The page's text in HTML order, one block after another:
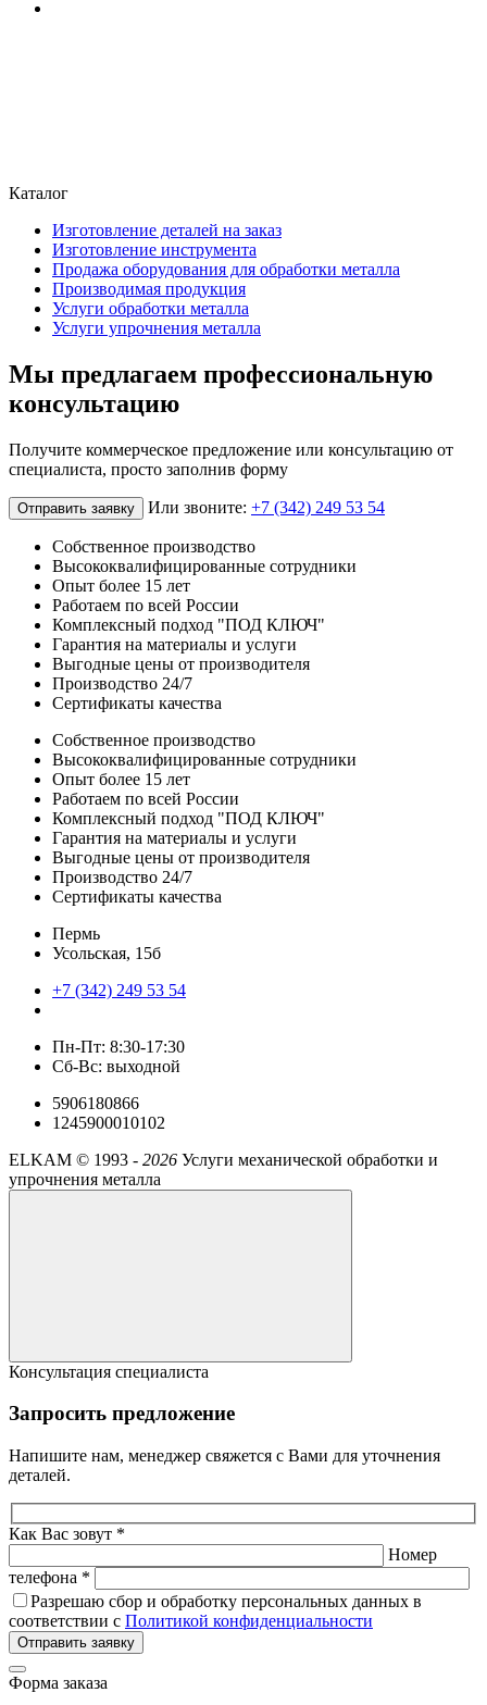
Каталог
Изготовление деталей на заказ
Изготовление инструмента
Продажа оборудования для обработки металла
Производимая продукция
Услуги обработки металла
Услуги упрочнения металла
Мы предлагаем профессиональную
консультацию
Получите коммерческое предложение или консультацию от
специалиста, просто заполнив форму
Отправить заявку Или звоните: +7 (342) 249 53 54
Собственное производство
Высококвалифицированные сотрудники
Опыт более 15 лет
Работаем по всей России
Комплексный подход "ПОД КЛЮЧ"
Гарантия на материалы и услуги
Выгодные цены от производителя
Производство 24/7
Сертификаты качества
Собственное производство
Высококвалифицированные сотрудники
Опыт более 15 лет
Работаем по всей России
Комплексный подход "ПОД КЛЮЧ"
Гарантия на материалы и услуги
Выгодные цены от производителя
Производство 24/7
Сертификаты качества
Пермь
Усольская, 15б
+7 (342) 249 53 54
Пн-Пт: 8:30-17:30
Сб-Вс: выходной
5906180866
1245900010102
ELKAM © 1993 - 2026 Услуги механической обработки и
упрочнения металла
Консультация специалиста
Запросить предложение
Напишите нам, менеджер свяжется с Вами для уточнения
деталей.
Как Вас зовут *
Номер
телефона *
Разрешаю сбор и обработку персональных данных в
соответствии с Политикой конфиденциальности
Отправить заявку
Форма заказа